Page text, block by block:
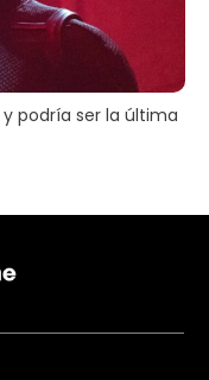
podría ser la última